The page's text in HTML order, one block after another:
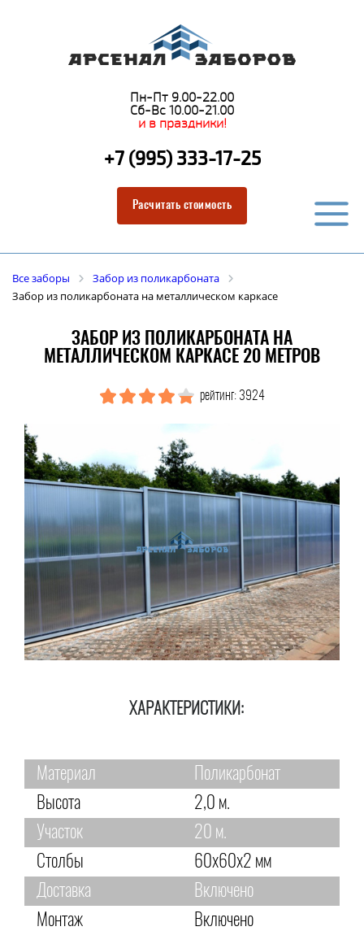
Пн-Пт 9.00-22.00
Сб-Вс 10.00-21.00
и в праздники!
+7 (995) 333-17-25
Расчитать стоимость
Все заборы
Забор из поликарбоната
Забор из поликарбоната на металлическом каркасе
ЗАБОР ИЗ ПОЛИКАРБОНАТА НА
МЕТАЛЛИЧЕСКОМ КАРКАСЕ 20 МЕТРОВ
рейтинг: 3924
ХАРАКТЕРИСТИКИ:
Материал
Поликарбонат
Высота
2,0 м.
Участок
20 м.
Столбы
60х60х2 мм
Доставка
Включено
Монтаж
Включено